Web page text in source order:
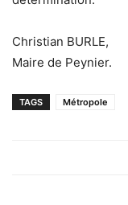
Christian BURLE,
Maire de Peynier.
TAGS Métropole